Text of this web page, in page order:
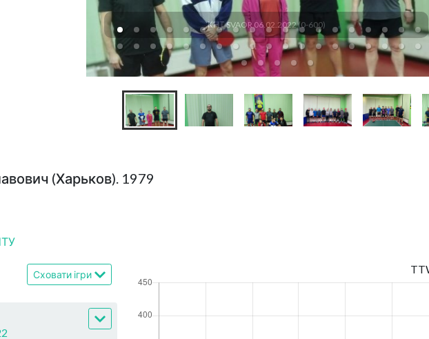
КНТ SVAOR 06.02.2022 (0-600)
(Харьков). 1979
Сховати ігри